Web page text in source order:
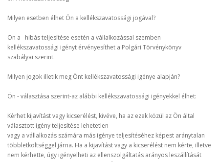
Milyen esetben élhet Ön a kellékszavatossági jogával?
Ön a hibás teljesítése esetén a vállalkozással szemben
kellékszavatossági igényt érvényesíthet a Polgári Törvénykönyv
szabályai szerint.
Milyen jogok illetik meg Önt kellékszavatossági igénye alapján?
Ön - választása szerint-az alábbi kellékszavatossági igényekkel élhet:
Kérhet kijavítást vagy kicserélést, kivéve, ha az ezek közül az Ön által
választott igény teljesítése lehetetlen
vagy a vállalkozás számára más igénye teljesítéséhez képest aránytalan
többletköltséggel járna. Ha a kijavítást vagy a kicserélést nem kérte, illetve
nem kérhette, úgy igényelheti az ellenszolgáltatás arányos leszállítását